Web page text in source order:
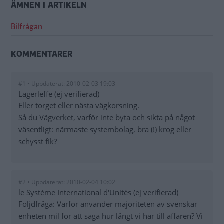
ÄMNEN I ARTIKELN
Bilfrågan
KOMMENTARER
#1 • Uppdaterat: 2010-02-03 19:03
Lägerleffe (ej verifierad)
Eller torget eller nästa vägkorsning.
Så du Vägverket, varför inte byta och sikta på något
väsentligt: närmaste systembolag, bra (!) krog eller
schysst fik?
#2 • Uppdaterat: 2010-02-04 10:02
le Système International d'Unités (ej verifierad)
Följdfråga: Varför använder majoriteten av svenskar
enheten mil för att säga hur långt vi har till affären? Vi